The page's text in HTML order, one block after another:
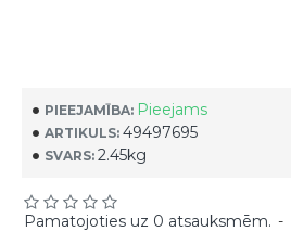
PIEEJAMĪBA: Pieejams
ARTIKULS: 49497695
SVARS: 2.45kg
Pamatojoties uz 0 atsauksmēm. -